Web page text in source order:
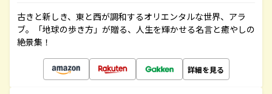
古きと新しき、東と西が調和するオリエンタルな世界、アラ
ブ。「地球の歩き方」が贈る、人生を輝かせる名言と癒やしの
絶景集！
詳細を見る